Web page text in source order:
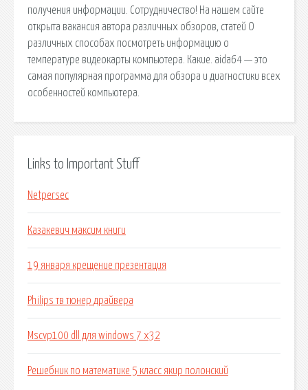
получения информации. Сотрудничество! На нашем сайте
открыта вакансия автора различных обзоров, статей О
различных способах посмотреть информацию о
температуре видеокарты компьютера. Какие. aida64 — это
самая популярная программа для обзора и диагностики всех
особенностей компьютера.
Links to Important Stuff
Netpersec
Казакевич максим книги
19 января крещение презентация
Philips тв тюнер драйвера
Mscvp100 dll для windows 7 x32
Решебник по математике 5 класс якир полонский